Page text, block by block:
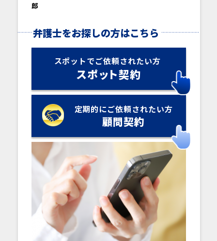
郎
弁護士をお探しの方はこちら
スポットでご依頼されたい方
スポット契約
定期的にご依頼されたい方
顧問契約